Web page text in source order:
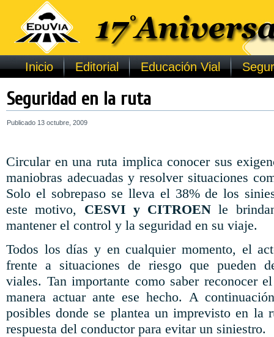
Inicio Editorial Educación Vial
Seguridad en la ruta
Publicado 13 octubre, 2009
Circular en una ruta implica conocer sus
maniobras adecuadas y resolver situaciones
Solo el sobrepaso se lleva el 38% de los
este motivo, CESVI y CITROEN le
mantener el control y la seguridad en su viaje.
Todos los días y en cualquier momento, el
frente a situaciones de riesgo que pueden
viales. Tan importante como saber reconocer
manera actuar ante ese hecho. A
posibles donde se plantea un imprevisto en la
respuesta del conductor para evitar un siniestro.